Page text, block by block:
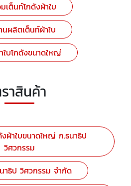
เต็นท์โกดังผ้าใบ
นผลิตเต็นท์ผ้าใบ
ใบโกดังขนาดใหญ่
าสินค้า
ผ้าใบขนาดใหญ่ ก.ธนาธิป
วิศวกรรม
าธิป วิศวกรรม จำกัด